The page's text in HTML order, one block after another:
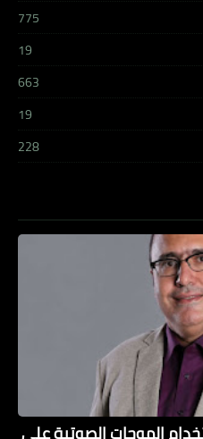
775
19
663
19
228
الموجات الصوتية على